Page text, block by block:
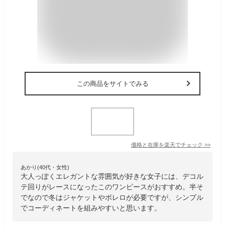
この商品をサイトでみる
価格と在庫を楽天でチェック >>
あかり(40代・女性)
大人っぽくエレガントな雰囲気が好きな女子には、デコル
テ回りがレースになったこのワンピースがおすすめ。半そ
でなので冬はジャケットやボレロが必要ですが、シンプル
でコーディネートを組みやすいと思います。